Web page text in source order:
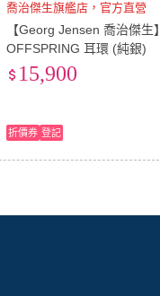
喬治傑生旗艦店，官方直營
【Georg Jensen 喬治傑生】
OFFSPRING 耳環 (純銀)
15,900
折價券 登記